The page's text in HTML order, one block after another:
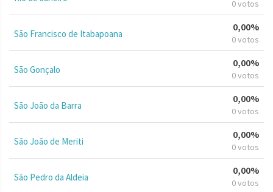
0 votos
São Francisco de Itabapoana
0,00%
0 votos
São Gonçalo
0,00%
0 votos
São João da Barra
0,00%
0 votos
São João de Meriti
0,00%
0 votos
São Pedro da Aldeia
0,00%
0 votos